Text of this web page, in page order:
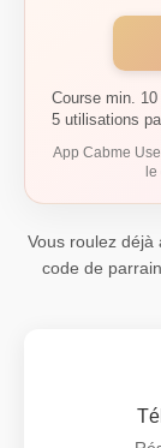
Course min. 10
5 utilisations
App Cabme
le
Vous roulez
code de